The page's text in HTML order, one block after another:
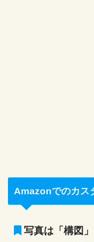
Amazonでのカス
写真は「構図